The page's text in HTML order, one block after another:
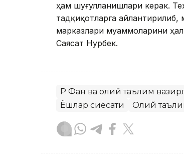
ҳам шуғулланишлари керак.
тадқиқотларга
марказлари муаммоларини
Саясат Нурбек.
ҚР Фан ва олий таълим
Ёшлар сиёсати
Олий